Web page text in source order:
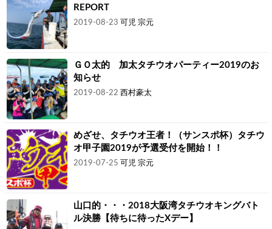
REPORT
2019-08-23 可児 宗元
ＧＯ太的 加太タチウオパーティー2019のお
知らせ
2019-08-22 西村豪太
めざせ、タチウオ王者！（サンスポ杯）タチウ
オ甲子園2019が予選受付を開始！！
2019-07-25 可児 宗元
山口的・・・2018大阪湾タチウオキングバト
ル決勝【待ちに待ったXデー】